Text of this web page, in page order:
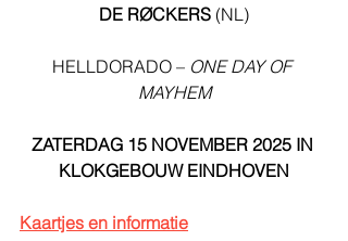
DE RØCKERS (NL)
HELLDORADO – ONE DAY OF
MAYHEM
ZATERDAG 15 NOVEMBER 2025 IN
KLOKGEBOUW EINDHOVEN
Kaartjes en informatie